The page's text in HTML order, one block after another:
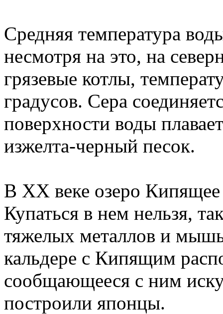
Средняя температура
несмотря на это, на
грязевые котлы,
градусов. Сера
поверхности воды
изжелта-черный песок.
В XX веке озеро
Купаться в нем нельзя,
тяжелых металлов и
кальдере с Кипящим
сообщающееся с ним
построили японцы.